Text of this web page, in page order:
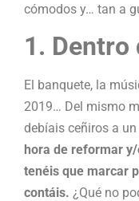
cómodos y… tan a
1. Dentro
El banquete, la
2019… Del mismo
debíais ceñiros a
hora de reformar
tenéis que marcar
contáis. ¿Qué no